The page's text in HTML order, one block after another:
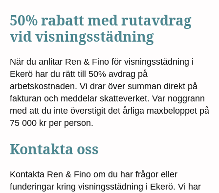
50% rabatt med rutavdrag
vid visningsstädning
När du anlitar Ren & Fino för visningsstädning i
Ekerö har du rätt till 50% avdrag på
arbetskostnaden. Vi drar över summan direkt på
fakturan och meddelar skatteverket. Var noggrann
med att du inte överstigit det årliga maxbeloppet på
75 000 kr per person.
Kontakta oss
Kontakta Ren & Fino om du har frågor eller
funderingar kring visningsstädning i Ekerö. Vi har